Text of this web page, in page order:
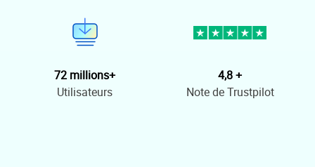
72 millions+
Utilisateurs
4,8 +
Note de Trustpilot